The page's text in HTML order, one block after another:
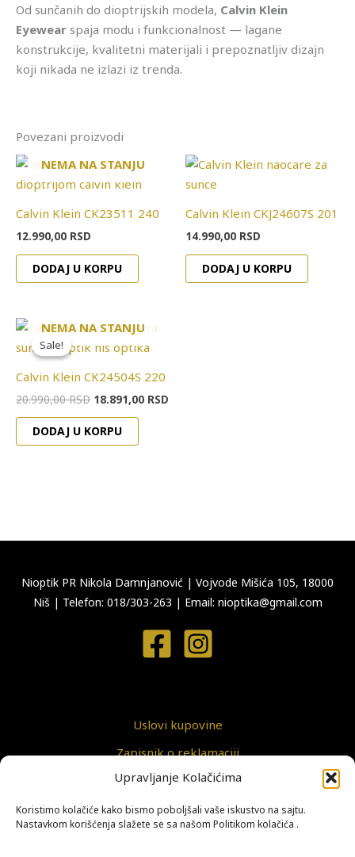
Upravljanje Kolačićima
Koristimo kolačiće kako bismo poboljšali vaše iskustvo na sajtu.
Nastavkom korišćenja slažete se sa našom Politikom kolačića .
Od sunčanih do dioptrijskih modela, Calvin Klein
Eyewear spaja modu i funkcionalnost — lagane
konstrukcije, kvalitetni materijali i prepoznatljiv dizajn
koji nikada ne izlazi iz trenda.
Povezani proizvodi
NEMA NA STANJU
Calvin Klein CK23511 240
12.990,00 RSD
DODAJ U KORPU
Calvin Klein CKJ24607S 201
14.990,00 RSD
DODAJ U KORPU
Sale!
NEMA NA STANJU
Sale!
Calvin Klein CK24504S 220
20.990,00RSD
Originalna
cena
je
20.990,00 RSD.
18.891,00 RSD
DODAJ U KORPU
Nioptik PR Nikola Damnjanović | Vojvode Mišića 105, 18000
Niš | Telefon: 018/303-263 | Email: nioptika@gmail.com
Uslovi kupovine
Zapisnik o reklamaciji
Politika privatnosti
Politika kolačića